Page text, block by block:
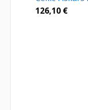
126,10 €